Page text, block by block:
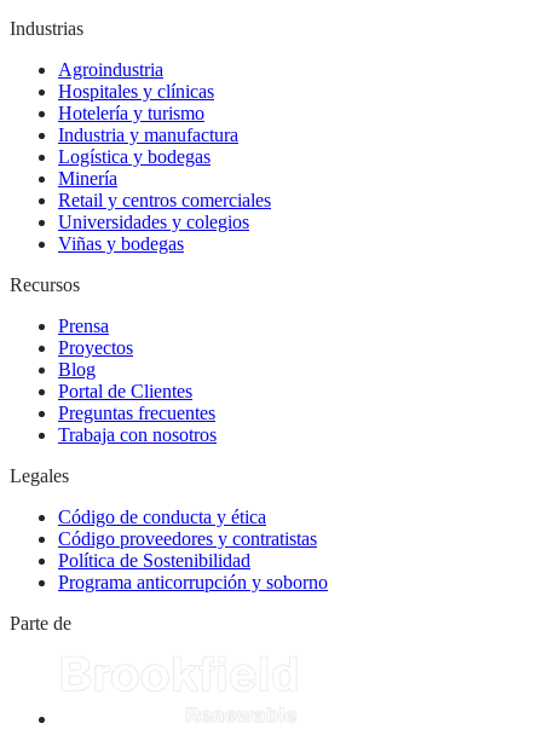
Industrias
Agroindustria
Hospitales y clínicas
Hotelería y turismo
Industria y manufactura
Logística y bodegas
Minería
Retail y centros comerciales
Universidades y colegios
Viñas y bodegas
Recursos
Prensa
Proyectos
Blog
Portal de Clientes
Preguntas frecuentes
Trabaja con nosotros
Legales
Código de conducta y ética
Código proveedores y contratistas
Política de Sostenibilidad
Programa anticorrupción y soborno
Parte de